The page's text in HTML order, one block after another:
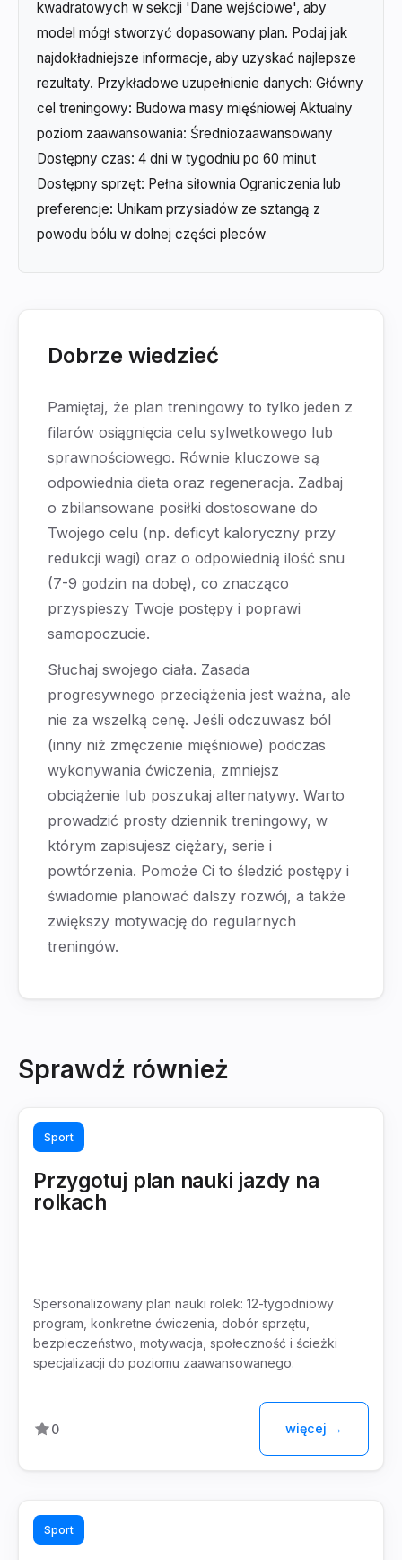
kwadratowych w sekcji 'Dane wejściowe', aby
model mógł stworzyć dopasowany plan. Podaj jak
najdokładniejsze informacje, aby uzyskać najlepsze
rezultaty. Przykładowe uzupełnienie danych: Główny
cel treningowy: Budowa masy mięśniowej Aktualny
poziom zaawansowania: Średniozaawansowany
Dostępny czas: 4 dni w tygodniu po 60 minut
Dostępny sprzęt: Pełna siłownia Ograniczenia lub
preferencje: Unikam przysiadów ze sztangą z
powodu bólu w dolnej części pleców
Dobrze wiedzieć
Pamiętaj, że plan treningowy to tylko jeden z
filarów osiągnięcia celu sylwetkowego lub
sprawnościowego. Równie kluczowe są
odpowiednia dieta oraz regeneracja. Zadbaj
o zbilansowane posiłki dostosowane do
Twojego celu (np. deficyt kaloryczny przy
redukcji wagi) oraz o odpowiednią ilość snu
(7-9 godzin na dobę), co znacząco
przyspieszy Twoje postępy i poprawi
samopoczucie.
Słuchaj swojego ciała. Zasada
progresywnego przeciążenia jest ważna, ale
nie za wszelką cenę. Jeśli odczuwasz ból
(inny niż zmęczenie mięśniowe) podczas
wykonywania ćwiczenia, zmniejsz
obciążenie lub poszukaj alternatywy. Warto
prowadzić prosty dziennik treningowy, w
którym zapisujesz ciężary, serie i
powtórzenia. Pomoże Ci to śledzić postępy i
świadomie planować dalszy rozwój, a także
zwiększy motywację do regularnych
treningów.
Sprawdź również
Sport
Przygotuj plan nauki jazdy na
rolkach
Spersonalizowany plan nauki rolek: 12-tygodniowy
program, konkretne ćwiczenia, dobór sprzętu,
bezpieczeństwo, motywacja, społeczność i ścieżki
specjalizacji do poziomu zaawansowanego.
0 więcej →
Sport